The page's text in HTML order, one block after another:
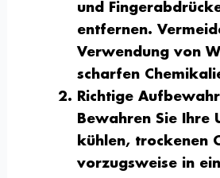
und
entfernen.
Verwendung von
scharfen
Richtige
Bewahren Sie Ihre
kühlen, trockenen
vorzugsweise in